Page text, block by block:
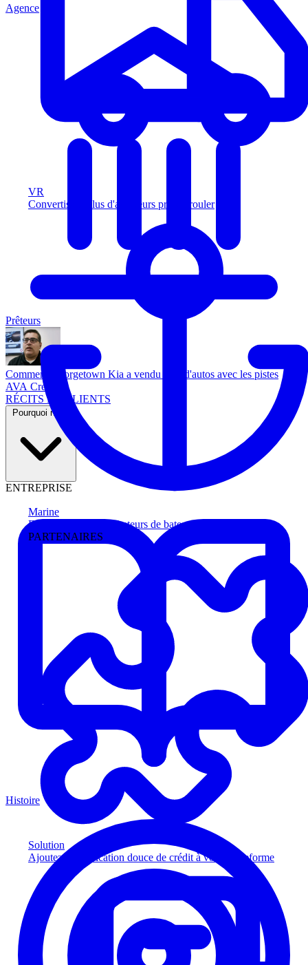
VR
Convertissez plus d'acheteurs prêts à rouler
Marine
Faites avancer les acheteurs de bateau
PARTENAIRES
Solution
Ajoutez la vérification douce de crédit à votre plateforme
Agence
Prêteurs
Comment Georgetown Kia a vendu plus d'autos avec les pistes
AVA Credit
RÉCITS DE CLIENTS
Pourquoi nous
ENTREPRISE
Histoire